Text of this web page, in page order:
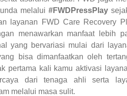
melalui #FWDPressPlay
layanan FWD Care Recovery
menawarkan manfaat lebih
yang bervariasi mulai dari
bisa dimanfaatkan oleh
pertama kali kamu aktivasi
dari tenaga ahli serta
melalui masa sulit.